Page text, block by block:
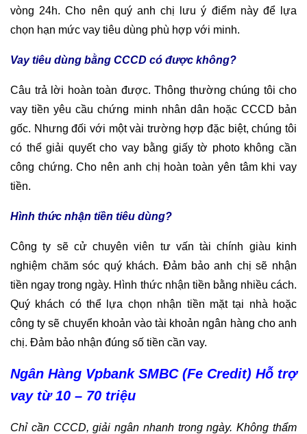
vòng 24h. Cho nên quý anh chị lưu ý điểm này để lựa
chọn hạn mức vay tiêu dùng phù hợp với minh.
Vay tiêu dùng bằng CCCD có được không?
Câu trả lời hoàn toàn được. Thông thường chúng tôi cho
vay tiền yêu cầu chứng minh nhân dân hoặc CCCD bản
gốc. Nhưng đối với một vài trường hợp đặc biệt, chúng tôi
có thể giải quyết cho vay bằng giấy tờ photo không cần
công chứng. Cho nên anh chị hoàn toàn yên tâm khi vay
tiền.
Hình thức nhận tiền tiêu dùng?
Công ty sẽ cử chuyên viên tư vấn tài chính giàu kinh
nghiệm chăm sóc quý khách. Đảm bảo anh chị sẽ nhận
tiền ngay trong ngày. Hình thức nhận tiền bằng nhiều cách.
Quý khách có thể lựa chọn nhận tiền mặt tại nhà hoặc
công ty sẽ chuyển khoản vào tài khoản ngân hàng cho anh
chị. Đảm bảo nhận đúng số tiền cần vay.
Ngân Hàng Vpbank SMBC (Fe Credit) Hỗ trợ
vay từ 10 – 70 triệu
Chỉ cần CCCD, giải ngân nhanh trong ngày. Không thẩm